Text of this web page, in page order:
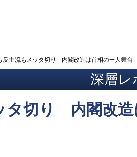
反主流もメッタ切り 内閣改造は首相の一人舞台
深層
タ切り 内閣改造